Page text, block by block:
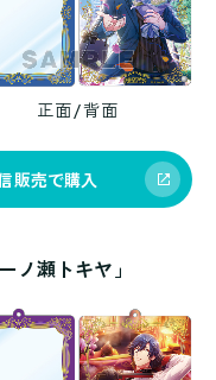
正面 / 背面
販売で購入
一ノ瀬トキヤ」